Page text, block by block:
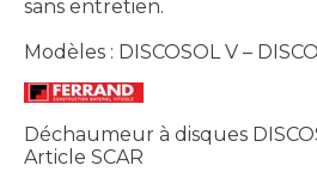
sans entretien.
Modèles : DISCOSOL V –
Déchaumeur à disques
Article SCAR